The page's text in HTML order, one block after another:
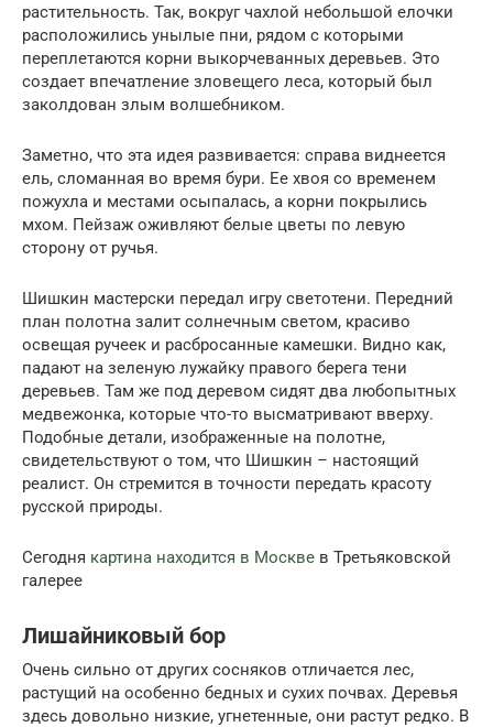
растительность. Так, вокруг чахлой небольшой елочки
расположились унылые пни, рядом с которыми
переплетаются корни выкорчеванных деревьев. Это
создает впечатление зловещего леса, который был
заколдован злым волшебником.
Заметно, что эта идея развивается: справа виднеется
ель, сломанная во время бури. Ее хвоя со временем
пожухла и местами осыпалась, а корни покрылись
мхом. Пейзаж оживляют белые цветы по левую
сторону от ручья.
Шишкин мастерски передал игру светотени. Передний
план полотна залит солнечным светом, красиво
освещая ручеек и расбросанные камешки. Видно как,
падают на зеленую лужайку правого берега тени
деревьев. Там же под деревом сидят два любопытных
медвежонка, которые что-то высматривают вверху.
Подобные детали, изображенные на полотне,
свидетельствуют о том, что Шишкин – настоящий
реалист. Он стремится в точности передать красоту
русской природы.
Сегодня картина находится в Москве в Третьяковской
галерее
Лишайниковый бор
Очень сильно от других сосняков отличается лес,
растущий на особенно бедных и сухих почвах. Деревья
здесь довольно низкие, угнетенные, они растут редко. В